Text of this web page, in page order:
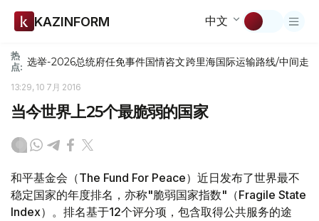
KAZINFORM 中文
热
点: 选举-2026总统府任免事件国情咨文跨里海国际运输路线/中间走廊
13:29, 10 7月 2016
当今世界上25个最脆弱的国家
和平基金会（The Fund For Peace）近日发布了世界最不
稳定国家的年度排名，亦称"脆弱国家指数"（Fragile State
Index）。排名基于12个评分项，包含取得公共服务的途